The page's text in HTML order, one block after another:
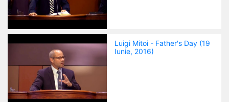
Luigi Mitoi - Father's Day (19
Iunie, 2016)